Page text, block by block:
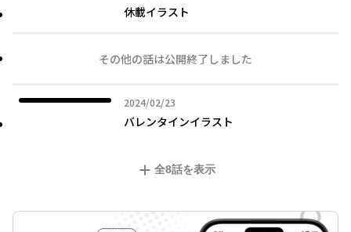
休載イラスト
その他の話は公開終了しました
2024/02/23
2024年02月23日
バレンタインイラスト
全8話を表示